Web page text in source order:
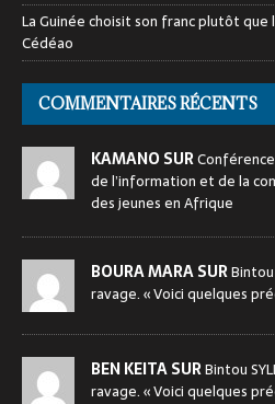
La Guinée choisit son franc plutôt que
Cédéao
COMMENTAIRES RÉCENTS
KAMANO SUR
de l’information et de la
des jeunes en Afrique
BOURA MARA SUR
ravage. « Voici quelques
BEN KEITA SURBintou
ravage. « Voici quelques